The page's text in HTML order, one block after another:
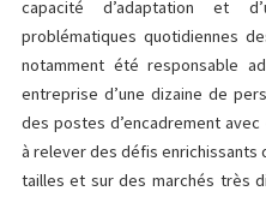
capacité d’adaptation et
problématiques quotidiennes
notamment été responsable
entreprise d’une dizaine de
des postes d’encadrement
à relever des défis
tailles et sur des marchés très